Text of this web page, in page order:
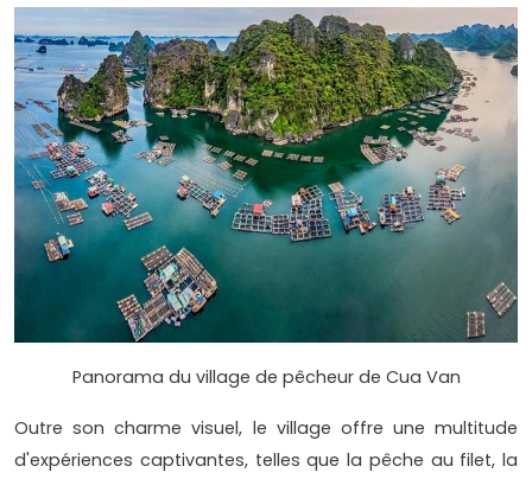
Panorama du village de pêcheur de Cua Van
Outre son charme visuel, le village offre une multitude
d'expériences captivantes, telles que la pêche au filet, la